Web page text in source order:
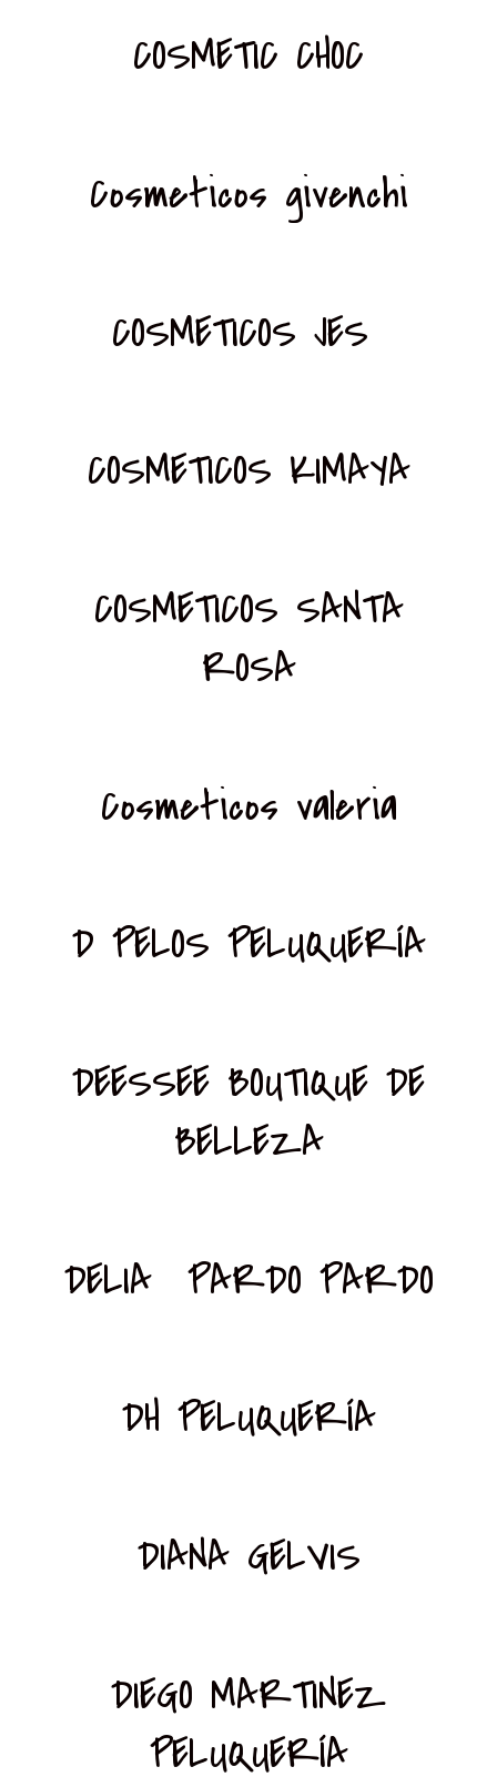
COSMETIC CHOC
Cosmeticos givenchi
COSMETICOS JES
COSMETICOS KIMAYA
COSMETICOS SANTA
ROSA
Cosmeticos valeria
D PELOS PELUQUERÍA
DEESSEE BOUTIQUE DE
BELLEZA
DELIA PARDO PARDO
DH PELUQUERÍA
DIANA GELVIS
DIEGO MARTINEZ
PELUQUERÍA